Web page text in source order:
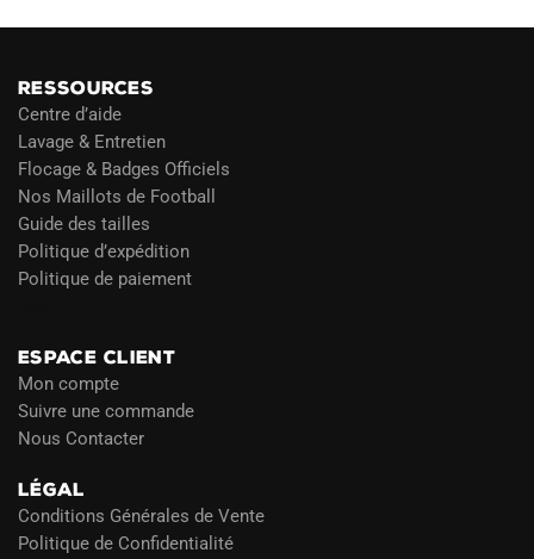
RESSOURCES
Centre d’aide
Lavage & Entretien
Flocage & Badges Officiels
Nos Maillots de Football
Guide des tailles
Politique d’expédition
Politique de paiement
ESPACE CLIENT
Mon compte
Suivre une commande
Nous Contacter
LÉGAL
Conditions Générales de Vente
Politique de Confidentialité